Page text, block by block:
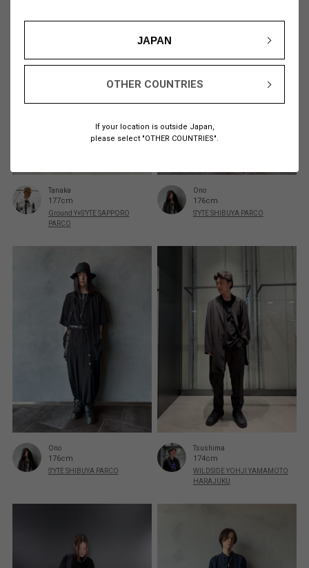
JAPAN
OTHER COUNTRIES
If your location is outside Japan,
please select "OTHER COUNTRIES".
Tanaka
177cm
Ground Y+S’YTE SAPPORO
PARCO
Ono
176cm
S'YTE SHIBUYA PARCO
Ono
176cm
S'YTE SHIBUYA PARCO
Tsushima
174cm
WILDSIDE YOHJI YAMAMOTO
HARAJUKU